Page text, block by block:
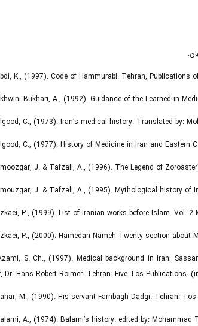
K., (1997). Code of Hammurabi. Tehran, Publications
Bukhari, A., (1992). Guidance of the Learned in
C., (1973). Iran’s medical history. Translated by:
C., (1977). History of Medicine in Iran and Eastern
J. & Tafzali, A., (1996). The Legend of
J. & Tafzali, A., (1995). Mythological history of
P., (1999). List of Iranian works before Islam. Vol.
P., (2000). Hamedan Nameh Twenty section about
S. Ch., (1997). Medical background in Iran;
Dr. Hans Robert Roimer. Tehran: Five Tos Publications.
M., (1990). His servant Farnbagh Dadgi. Tehran:
A., (1974). Balami’s history. edited by: